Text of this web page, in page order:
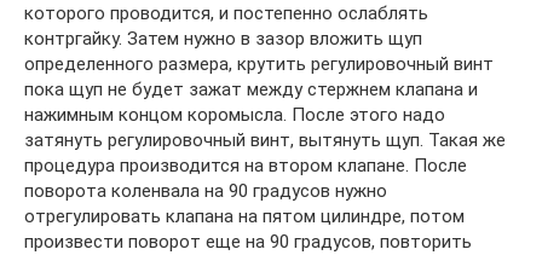
которого проводится, и постепенно ослаблять
контргайку. Затем нужно в зазор вложить щуп
определенного размера, крутить регулировочный винт
пока щуп не будет зажат между стержнем клапана и
нажимным концом коромысла. После этого надо
затянуть регулировочный винт, вытянуть щуп. Такая же
процедура производится на втором клапане. После
поворота коленвала на 90 градусов нужно
отрегулировать клапана на пятом цилиндре, потом
произвести поворот еще на 90 градусов, повторить